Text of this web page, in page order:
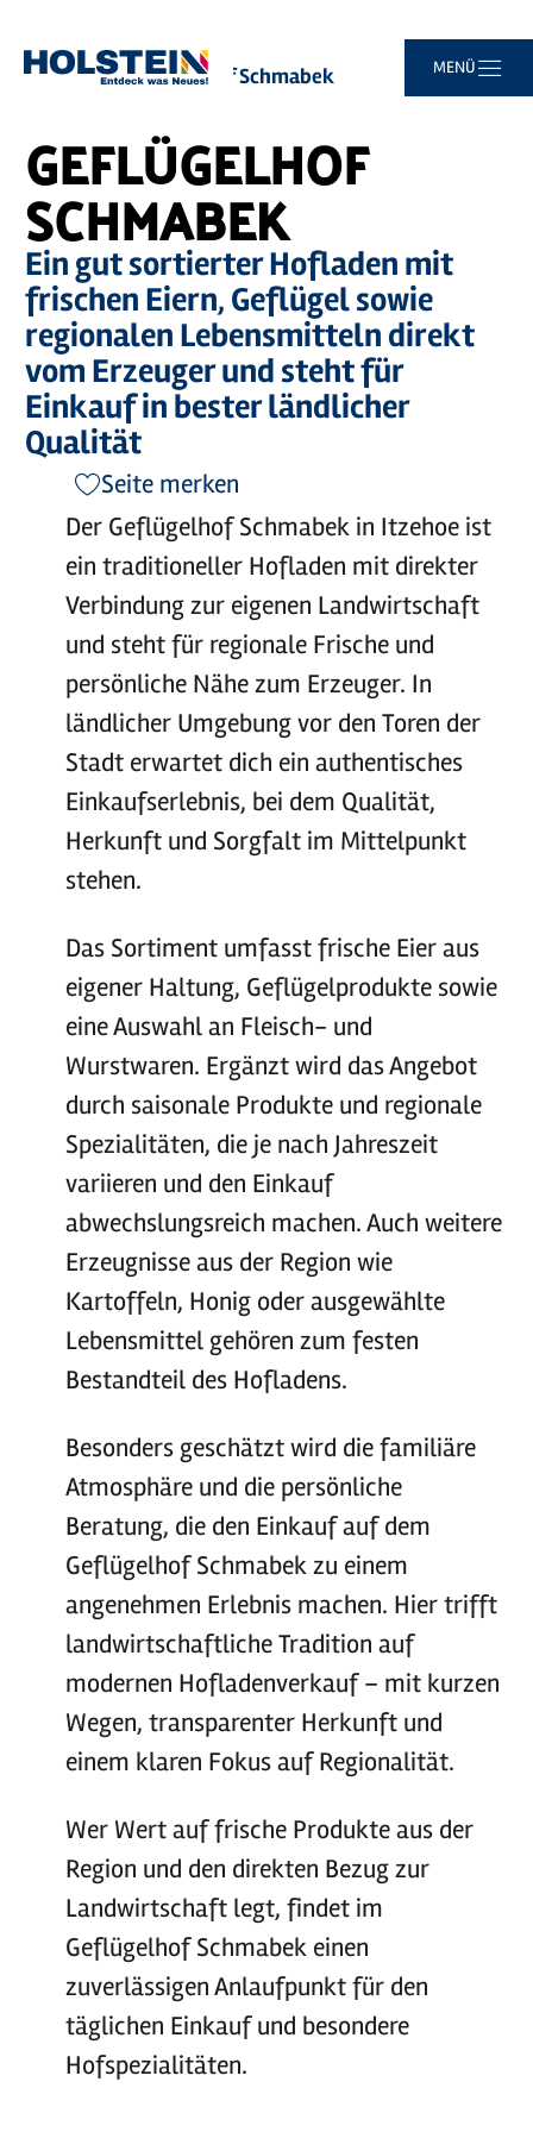
Hauptinhalt
Suche
Navigation
Footer
MENÜ
Sie
Startseite Geflügelhof Schmabek
GEFLÜGELHOF
SCHMABEK
Ein gut sortierter Hofladen mit
frischen Eiern, Geflügel sowie
regionalen Lebensmitteln direkt
vom Erzeuger und steht für
Einkauf in bester ländlicher
Qualität
Seite merken
Der Geflügelhof Schmabek in Itzehoe ist
ein traditioneller Hofladen mit direkter
Verbindung zur eigenen Landwirtschaft
und steht für regionale Frische und
persönliche Nähe zum Erzeuger. In
ländlicher Umgebung vor den Toren der
Stadt erwartet dich ein authentisches
Einkaufserlebnis, bei dem Qualität,
Herkunft und Sorgfalt im Mittelpunkt
stehen.
Das Sortiment umfasst frische Eier aus
eigener Haltung, Geflügelprodukte sowie
eine Auswahl an Fleisch- und
Wurstwaren. Ergänzt wird das Angebot
durch saisonale Produkte und regionale
Spezialitäten, die je nach Jahreszeit
variieren und den Einkauf
abwechslungsreich machen. Auch weitere
Erzeugnisse aus der Region wie
Kartoffeln, Honig oder ausgewählte
Lebensmittel gehören zum festen
Bestandteil des Hofladens.
Besonders geschätzt wird die familiäre
Atmosphäre und die persönliche
Beratung, die den Einkauf auf dem
Geflügelhof Schmabek zu einem
angenehmen Erlebnis machen. Hier trifft
landwirtschaftliche Tradition auf
modernen Hofladenverkauf – mit kurzen
Wegen, transparenter Herkunft und
einem klaren Fokus auf Regionalität.
Wer Wert auf frische Produkte aus der
Region und den direkten Bezug zur
Landwirtschaft legt, findet im
Geflügelhof Schmabek einen
zuverlässigen Anlaufpunkt für den
täglichen Einkauf und besondere
Hofspezialitäten.